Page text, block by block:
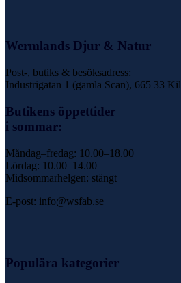
Wermlands Djur & Natur
Post-, butiks & besöksadress:
Industrigatan 1 (gamla Scan), 665 33 Kil
Butikens öppettider
i sommar:
Måndag–fredag: 10.00–18.00
Lördag: 10.00–14.00
Midsommarhelgen: stängt
E-post: info@wsfab.se
Populära kategorier